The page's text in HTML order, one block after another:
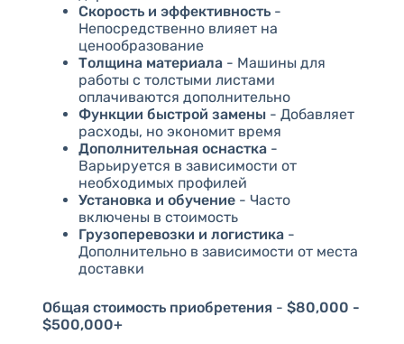
Скорость и эффективность-
Непосредственно влияет на
ценообразование
Толщина материала- Машины для
работы с толстыми листами
оплачиваются дополнительно
Функции быстрой замены- Добавляет
расходы, но экономит время
Дополнительная оснастка-
Варьируется в зависимости от
необходимых профилей
Установка и обучение- Часто
включены в стоимость
Грузоперевозки и логистика-
Дополнительно в зависимости от места
доставки
Общая стоимость приобретения - $80,000 -
$500,000+